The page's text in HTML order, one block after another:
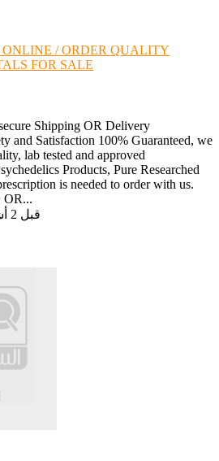
/ ORDER QUALITY
FOR SALE
Shipping OR Delivery
and Satisfaction 100% Guaranteed, we
lab tested and approved
Products, Pure Researched
is needed to order with us.
قبل 2 أشهر